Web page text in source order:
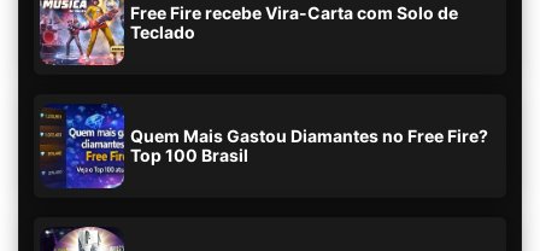
Free Fire recebe Vira-Carta com Solo de
Teclado
Quem Mais Gastou Diamantes no Free Fire?
Top 100 Brasil